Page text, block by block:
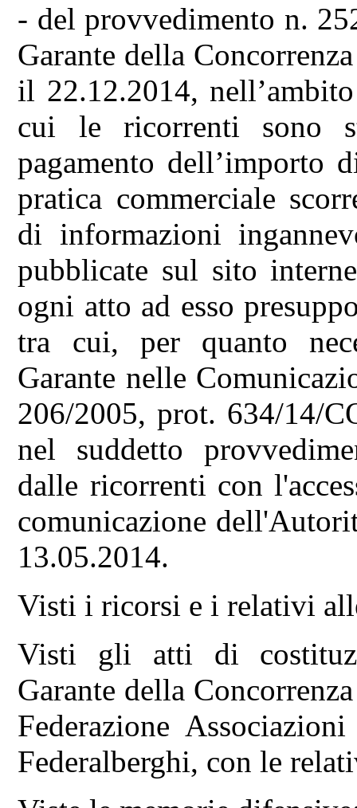
- del provvedimento n.
Garante della
il 22.12.2014,
cui le ricorrenti sono
pagamento dell’importo
pratica commerciale
di informazioni
pubblicate sul sito
ogni atto ad esso
tra cui, per quanto
Garante nelle
206/2005, prot. 634/14/
nel suddetto
dalle ricorrenti con
comunicazione
13.05.2014.
Visti i ricorsi e i relativi
Visti gli atti di
Garante della
Federazione
Federalberghi, con le